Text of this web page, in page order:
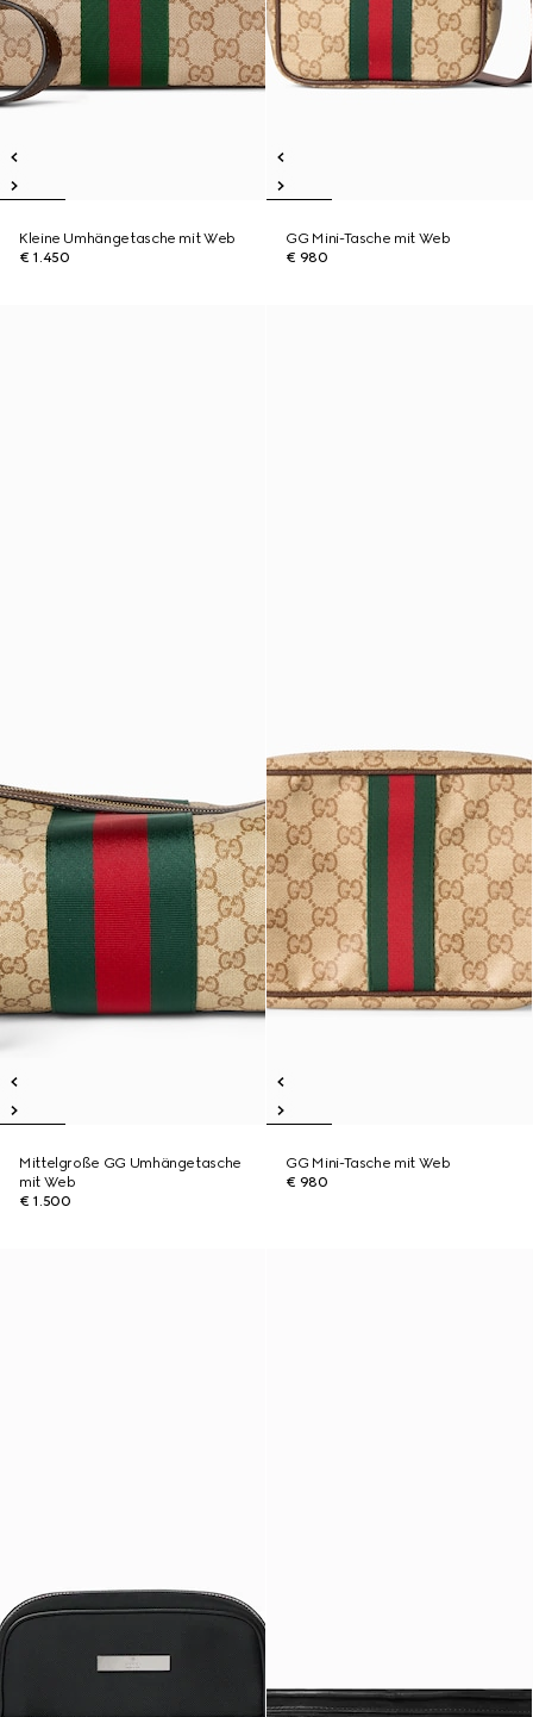
Kleine Umhängetasche mit Web
€ 1.450
GG Mini-Tasche mit Web
€ 980
Mittelgroße GG Umhängetasche
mit Web
€ 1.500
GG Mini-Tasche mit Web
€ 980